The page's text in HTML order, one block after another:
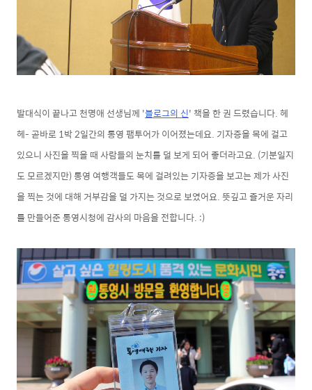
발대식이 끝나고 천명애 선생님께 '블로그의 신' 책을 한 권 드렸습니다. 헤
헤-곧바로 1박 2일간의 통영 팸투어가 이어졌는데요. 기자증을 목에 걸고
있으니 사진을 찍을 때 사람들의 눈치를 덜 보게 되어 좋더라고요. (기분일지
도 모르겠지만) 통영 여행객들도 목에 걸려있는 기자증을 보고는 제가 사진
을 찍는 것에 대해 거부감을 덜 가지는 것으로 보였어요. 뜻깊고 즐거운 자리
를 만들어준 통영시청에 감사의 마음을 전합니다. :)